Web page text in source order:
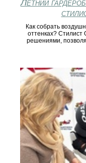
Летний
Как собрать
оттенках?
решениями,